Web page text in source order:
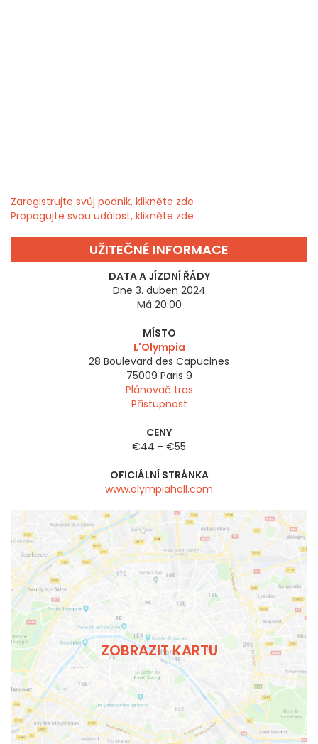
Zaregistrujte svůj podnik, klikněte zde
Propagujte svou událost, klikněte zde
UŽITEČNÉ INFORMACE
DATA A JÍZDNÍ ŘÁDY
Dne 3. duben 2024
Má 20:00
MÍSTO
L'Olympia
28 Boulevard des Capucines
75009 Paris 9
Plánovač tras
Přístupnost
CENY
€44 - €55
OFICIÁLNÍ STRÁNKA
www.olympiahall.com
ZOBRAZIT KARTU